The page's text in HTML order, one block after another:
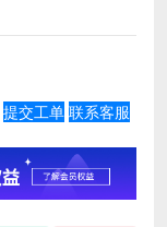
提交工单 联系客服